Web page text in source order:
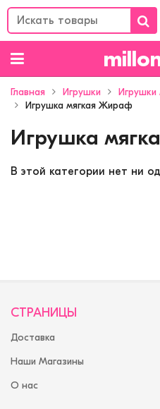
Главная Игрушки
Игрушки
Игрушка мягкая Жираф
Игрушка
В этой категории нет ни
СТРАНИЦЫ
Доставка
Наши Магазины
О нас